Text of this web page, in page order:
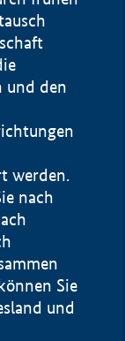
und den
werden.
nach
Sie
und